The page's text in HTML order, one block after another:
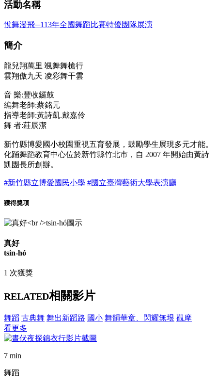
活動名稱
悅舞漫飛─113年全國舞蹈比賽特優團隊展演
簡介
龍兒翔萬里 颯舞舞槍行
雲翔傲九天 凌彩舞干雲
音 樂:豐收鑼鼓
編舞老師:蔡銘元
指導老師:黃詩凱.戴嘉伶
舞 者:莊辰潔
新竹縣博愛國小校園重視五育發展，鼓勵學生展現多元才能。
化踊舞蹈教育中心位於新竹縣竹北市，自 2007 年開始由黃詩
凱團長所創辦。
#新竹縣立博愛國民小學 #國立臺灣藝術大學表演廳
獲得獎項
真好
tsin-hó
1 次獲獎
RELATED相關影片
舞蹈 古典舞 舞出新蹈路 國小 舞韻華章、閃耀無垠 觀摩
看更多
7 min
舞蹈